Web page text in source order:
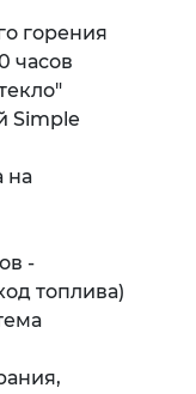
горения
часов
Simple
на
-
топлива)